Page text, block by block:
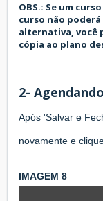
OBS.: Se um
curso não poderá
alternativa, você
cópia ao plano
2-
Após 'Salvar e
novamente e
IMAGEM 8